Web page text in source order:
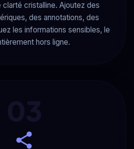
clarté cristalline. Ajoutez des
des annotations, des
les informations sensibles, le
hors ligne.